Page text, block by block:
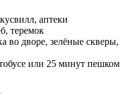
аптеки
теремок
во дворе, зелёные скверы,
или 25 минут пешком